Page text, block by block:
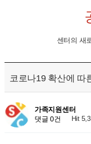
센터의 새
코로나19 확산에 따
가족지원센터
댓글 0건
Hit